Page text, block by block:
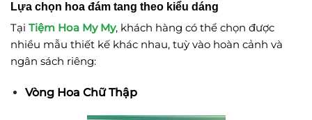
Lựa chọn hoa đám tang theo kiểu dáng
Tại Tiệm Hoa My My, khách hàng có thể chọn được
nhiều mẫu thiết kế khác nhau, tuỳ vào hoàn cảnh và
ngân sách riêng:
Vòng Hoa Chữ Thập